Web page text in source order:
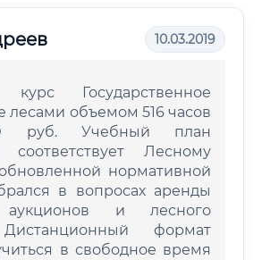
10.03.2019
Государственное
лесами объемом 516 часов
руб. Учебный план
соответствует Лесному
нормативной
в вопросах аренды
аукционов и лесного
формат
в свободное время